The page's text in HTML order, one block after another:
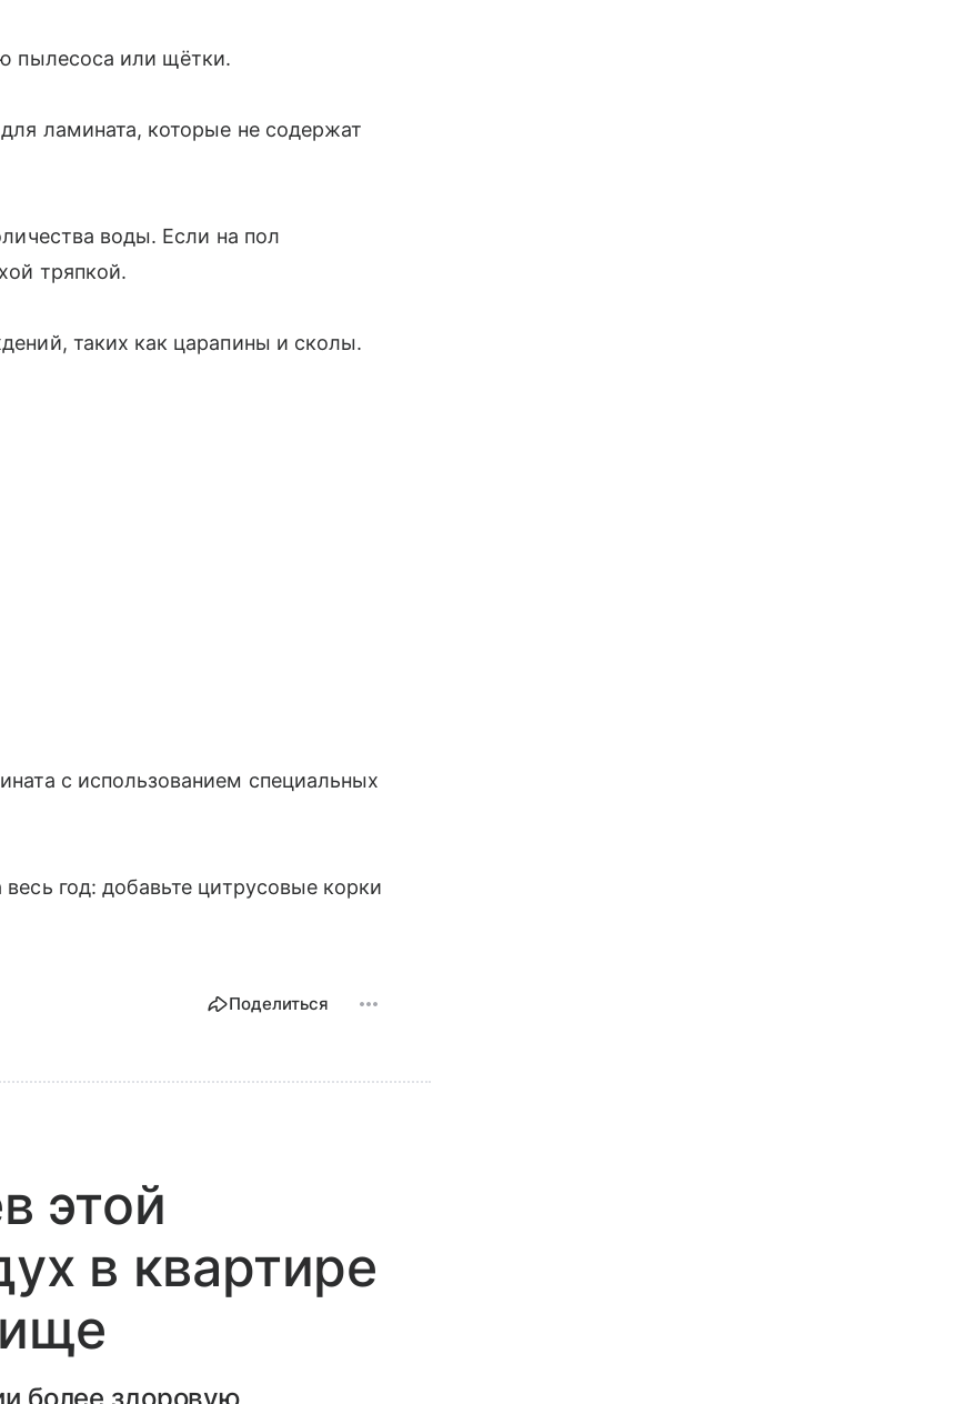
пылесоса или щётки.
ламината, которые не содержат
воды. Если на пол
тряпкой.
таких как царапины и сколы.
с использованием специальных
год: добавьте цитрусовые корки
Поделиться
этой
в квартире